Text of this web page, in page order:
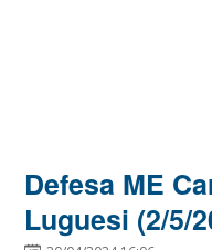
Defesa ME
Luguesi (2/5/